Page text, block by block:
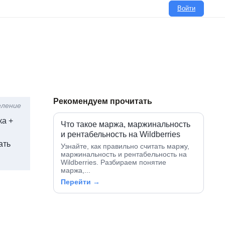
Войти
+
Рекомендуем прочитать
Что такое маржа, маржинальность
и рентабельность на Wildberries
Узнайте, как правильно считать маржу,
маржинальность и рентабельность на
Wildberries. Разбираем понятие
маржа,...
Перейти →